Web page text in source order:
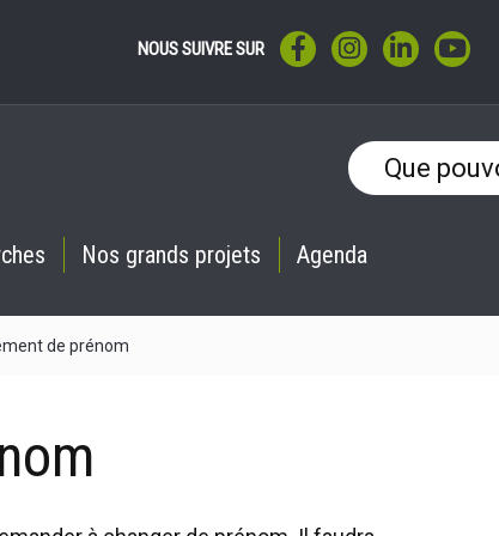
NOUS SUIVRE SUR LIEN VERS LE COMPTE
LIEN VERS LE
LIEN VERS
Nos grands projets Agenda
de prénom